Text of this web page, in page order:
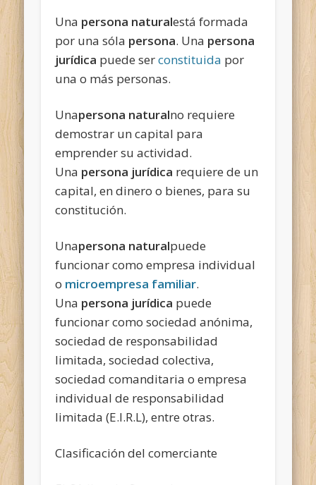
Una persona naturalestá formada
por una sóla persona. Una persona
jurídica puede serconstituida por
una o más personas.
Unapersona naturalno requiere
demostrar un capital para
emprender su actividad.
Una persona jurídica requiere de un
capital, en dinero o bienes, para su
constitución.
Unapersona naturalpuede
funcionar como empresa individual
o microempresa familiar.
Una persona jurídica puede
funcionar como sociedad anónima,
sociedad de responsabilidad
limitada, sociedad colectiva,
sociedad comanditaria o empresa
individual de responsabilidad
limitada (E.I.R.L), entre otras.
Clasificación del comerciante